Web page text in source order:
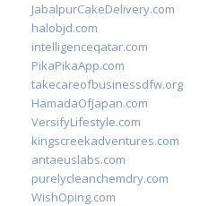
JabalpurCakeDelivery.com
halobjd.com
intelligenceqatar.com
PikaPikaApp.com
takecareofbusinessdfw.org
HamadaOfJapan.com
VersifyLifestyle.com
kingscreekadventures.com
antaeuslabs.com
purelycleanchemdry.com
WishOping.com